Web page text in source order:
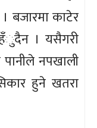
बजारमा काटेर
। यसैगरी
नपखाली
हुने खतरा